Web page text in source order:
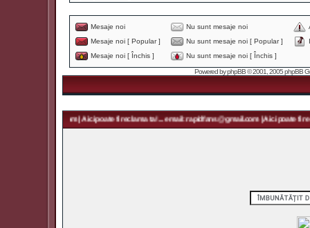
Mesaje noi Nu sunt mesaje noi
Mesaje noi [ Popular ]
Nu sunt mesaje noi [ Popular ]
Mesaje noi [ Închis ]
Nu sunt mesaje noi [ Închis ]
Powered byphpBB© 2001, 2005 phpBB
| Aici poate fi reclama ta! ... email: rapidfans@gmail.com | Aici poate fi